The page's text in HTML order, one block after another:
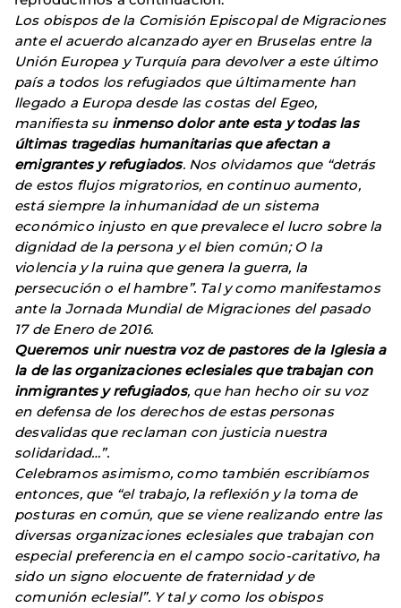
Los obispos de la Comisión Episcopal de Migraciones
ante el acuerdo alcanzado ayer en Bruselas entre la
Unión Europea y Turquía para devolver a este último
país a todos los refugiados que últimamente han
llegado a Europa desde las costas del Egeo,
manifiesta su inmenso dolor ante esta y todas las
últimas tragedias humanitarias que afectan a
emigrantes y refugiados. Nos olvidamos que “detrás
de estos flujos migratorios, en continuo aumento,
está siempre la inhumanidad de un sistema
económico injusto en que prevalece el lucro sobre la
dignidad de la persona y el bien común; O la
violencia y la ruina que genera la guerra, la
persecución o el hambre”. Tal y como manifestamos
ante la Jornada Mundial de Migraciones del pasado
17 de Enero de 2016.
Queremos unir nuestra voz de pastores de la Iglesia a
la de las organizaciones eclesiales que trabajan con
inmigrantes y refugiados, que han hecho oir su voz
en defensa de los derechos de estas personas
desvalidas que reclaman con justicia nuestra
solidaridad…”.
Celebramos asimismo, como también escribíamos
entonces, que “el trabajo, la reflexión y la toma de
posturas en común, que se viene realizando entre las
diversas organizaciones eclesiales que trabajan con
especial preferencia en el campo socio-caritativo, ha
sido un signo elocuente de fraternidad y de
comunión eclesial”. Y tal y como los obispos